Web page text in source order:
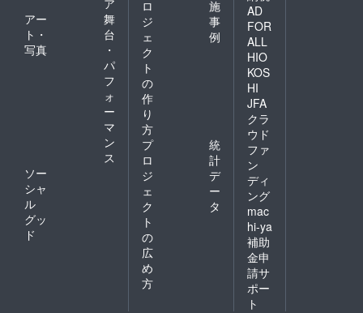
ア
アー
ト・
写真
舞
台
・
パ
フ
ォ
ー
マ
ン
ス
ソー
シャ
ル
グッ
ド
ロ
ジ
ェ
ク
ト
の
作
り
方
施
事
例
プ
ロ
ジ
ェ
ク
ト
の
広
め
方
統
計
デ
ー
タ
AD
FOR
ALL
HIO
KOS
HI
JFA
クラ
ウド
ファ
ン
ディ
ング
mac
hi-ya
補助
金申
請サ
ポー
ト